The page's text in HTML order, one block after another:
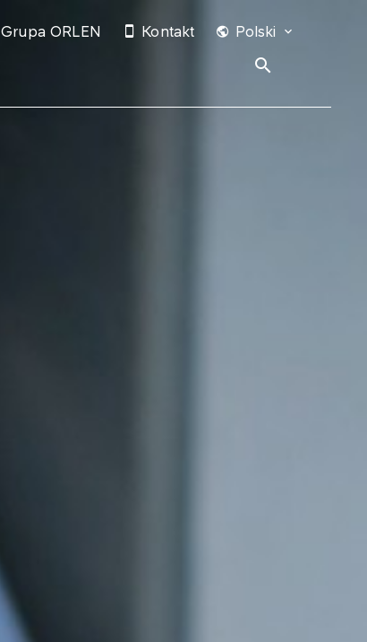
Grupa ORLEN Kontakt Polski